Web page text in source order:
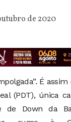
de 2020
É
(PDT), única
de Down da